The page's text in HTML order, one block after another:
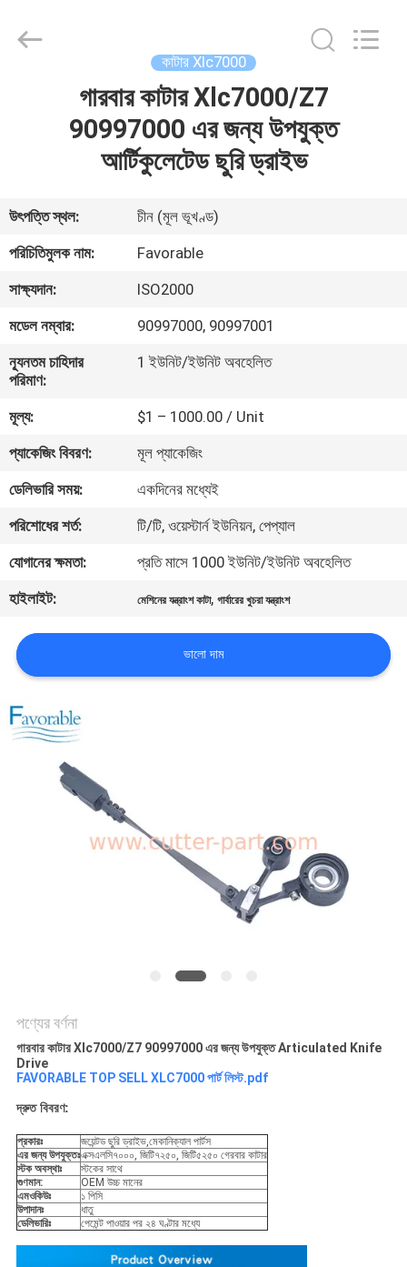
আমাদের
সম্পর্কে
কারখানা
ভ্রমণ
নিয়ন্ত্রণ
যোগাযোগ
করুন
খবর
উদ্ধৃতির
জন্য
আবেদন
PRIVACY
EQUIPMENT
CO.,LTD.
কাটার Xlc7000
গারবার কাটার Xlc7000/Z7
90997000 এর জন্য উপযুক্ত
আর্টিকুলেটেড ছুরি ড্রাইভ
উৎপত্তি স্থল:
চীন (মূল ভূখণ্ড)
পরিচিতিমুলক নাম:
Favorable
সাক্ষ্যদান:
ISO2000
মডেল নম্বার:
90997000, 90997001
ন্যূনতম চাহিদার
পরিমাণ:
1 ইউনিট/ইউনিট অবহেলিত
মূল্য:
$1 – 1000.00 / Unit
প্যাকেজিং বিবরণ:
মূল প্যাকেজিং
ডেলিভারি সময়:
একদিনের মধ্যেই
পরিশোধের শর্ত:
টি/টি, ওয়েস্টার্ন ইউনিয়ন, পেপ্যাল
যোগানের ক্ষমতা:
প্রতি মাসে 1000 ইউনিট/ইউনিট অবহেলিত
হাইলাইট:
মেশিনের যন্ত্রাংশ কাটা,গার্বারের খুচরা যন্ত্রাংশ
ভালো দাম
পণ্যের বর্ণনা
গারবার কাটার Xlc7000/Z7 90997000 এর জন্য উপযুক্ত Articulated Knife
Drive
FAVORABLE TOP SELL XLC7000 পার্ট লিস্ট.pdf
দ্রুত বিবরণ:
প্রকারঃ
জয়েন্টড ছুরি ড্রাইভ,মেকানিক্যাল পার্টস
এর জন্য উপযুক্তঃএক্সএলসি৭০০০, জিটি৭২৫০, জিটি৫২৫০ গেরবার কাটার
স্টক অবস্থাঃ
স্টকের সাথে
গুণমান:
OEM উচ্চ মানের
এমওকিউঃ
১ পিসি
উপাদানঃ
ধাতু
ডেলিভারিঃ
পেমেন্ট পাওয়ার পর ২৪ ঘণ্টার মধ্যে